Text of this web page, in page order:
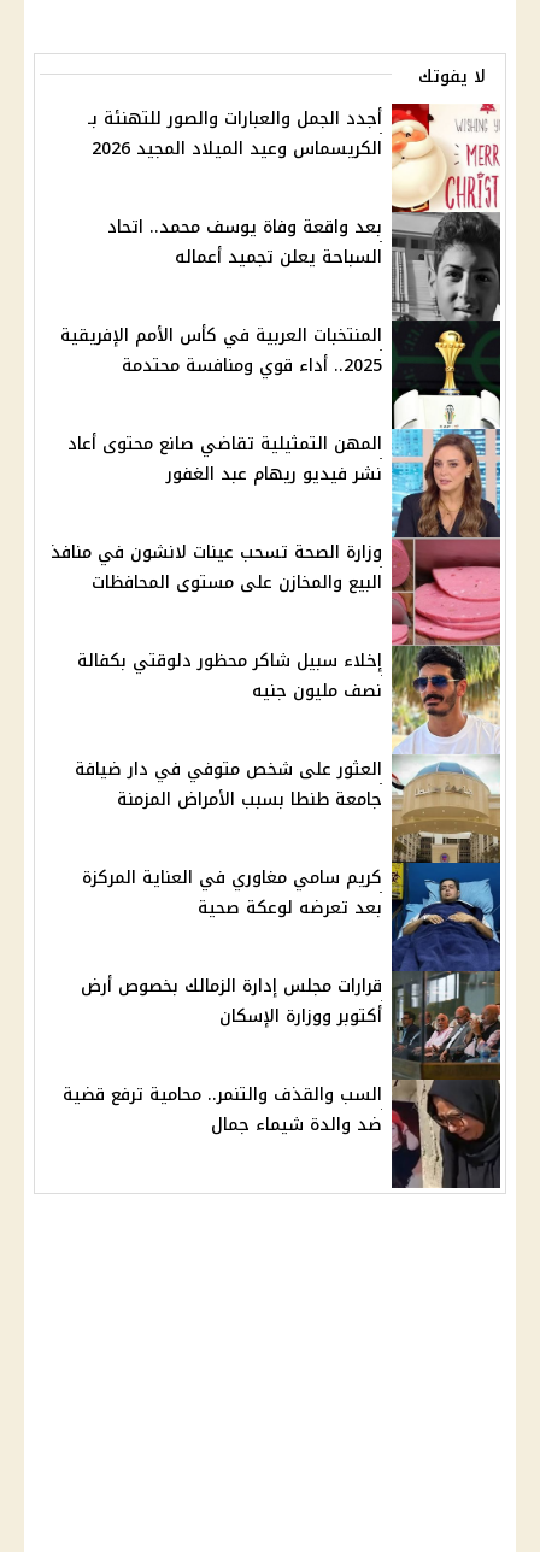
لا يفوتك
أجدد الجمل والعبارات والصور للتهنئة بـ
الكريسماس وعيد الميلاد المجيد 2026
بعد واقعة وفاة يوسف محمد.. اتحاد
السباحة يعلن تجميد أعماله
المنتخبات العربية في كأس الأمم الإفريقية
2025.. أداء قوي ومنافسة محتدمة
المهن التمثيلية تقاضي صانع محتوى أعاد
نشر فيديو ريهام عبد الغفور
وزارة الصحة تسحب عينات لانشون في منافذ
البيع والمخازن على مستوى المحافظات
إخلاء سبيل شاكر محظور دلوقتي بكفالة
نصف مليون جنيه
العثور على شخص متوفي في دار ضيافة
جامعة طنطا بسبب الأمراض المزمنة
كريم سامي مغاوري في العناية المركزة
بعد تعرضه لوعكة صحية
قرارات مجلس إدارة الزمالك بخصوص أرض
أكتوبر ووزارة الإسكان
السب والقذف والتنمر.. محامية ترفع قضية
ضد والدة شيماء جمال